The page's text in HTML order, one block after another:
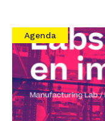
Agenda